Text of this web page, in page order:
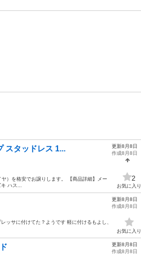
スタッドレス 1...
）を格安でお譲りします。 【商品詳細】メー
ハス...
更新8月8日
作成8月8日
2
お気に入り
ッサに付けてた？ようです 軽に付けるもよし、
更新8月8日
作成8月8日
お気に入り
更新8月8日
作成8月8日